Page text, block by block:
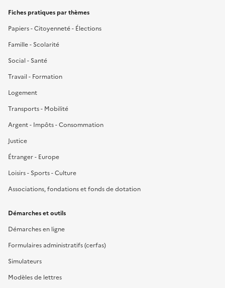
Fiches pratiques par thèmes
Papiers - Citoyenneté - Élections
Famille - Scolarité
Social - Santé
Travail - Formation
Logement
Transports - Mobilité
Argent - Impôts - Consommation
Justice
Étranger - Europe
Loisirs - Sports - Culture
Associations, fondations et fonds de dotation
Démarches et outils
Démarches en ligne
Formulaires administratifs (cerfas)
Simulateurs
Modèles de lettres